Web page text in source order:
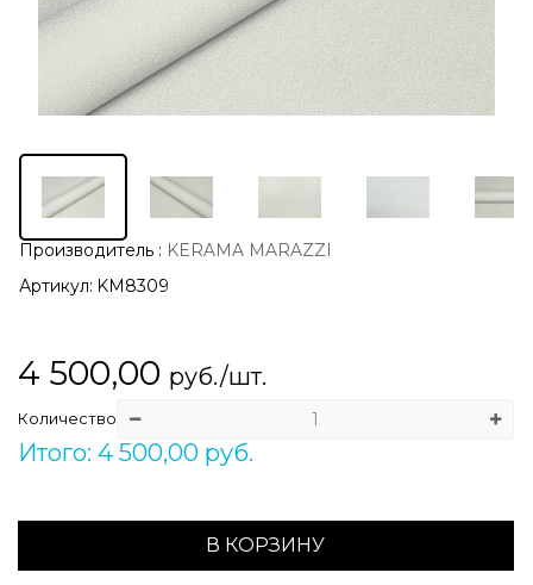
Производитель : KERAMA MARAZZI
Артикул: KM8309
4 500,00 руб./шт.
Количество
Итого: 4 500,00 руб.
В КОРЗИНУ